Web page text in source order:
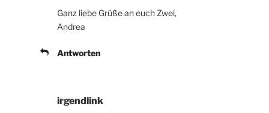
Ganz liebe Grüße an euch Zwei,
Andrea
Antworten
irgendlink